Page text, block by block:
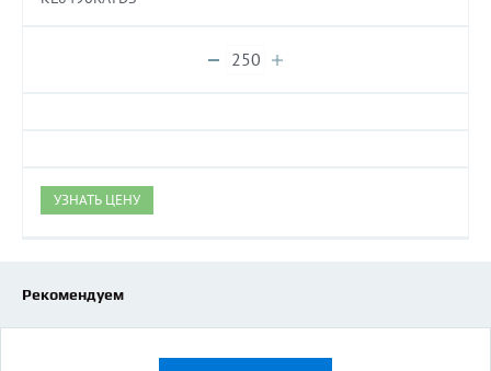
УЗНАТЬ ЦЕНУ
Рекомендуем